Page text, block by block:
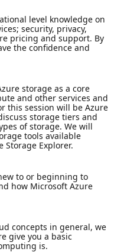
level knowledge on
security, privacy,
pricing and support. By
the confidence and
storage as a core
and other services and
this session will be Azure
storage tiers and
of storage. We will
tools available
Storage Explorer.
to or beginning to
how Microsoft Azure
concepts in general, we
give you a basic
is.